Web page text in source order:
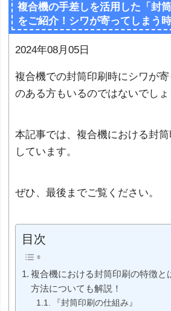
複合機の手差しを活用した「封
をご紹介！シワが寄ってしまう
2024年08月05日
複合機での封筒印刷時にシワが
のある方もいるのではないでしょ
本記事では、複合機における封
しています。
ぜひ、最後までご覧ください。
目次
複合機における封筒印刷の特徴と
方法についても解説！
『封筒印刷の仕組み』